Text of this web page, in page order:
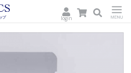
login
Menu